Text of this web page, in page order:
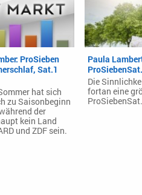
ProSieben
Sat.1
hat sich
zu Saisonbeginn
der
kein Land
und ZDF sein.
Paula
Die
fortan eine